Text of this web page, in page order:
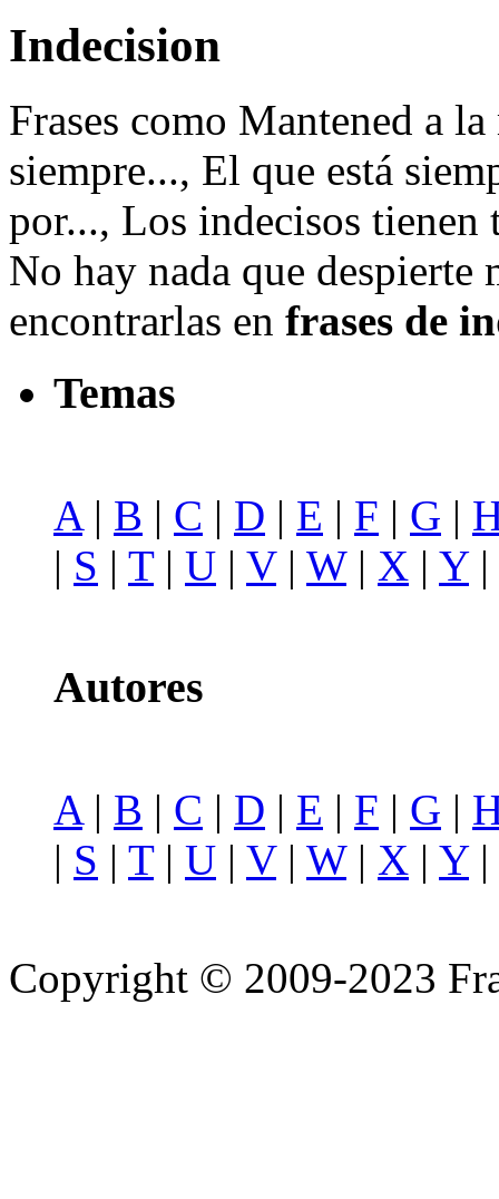
Indecision
Frases como Mantened a
siempre..., El que está
por..., Los indecisos tienen
No hay nada que despierte
encontrarlas en frases de
Temas
A | B | C | D | E | F | G |
| S | T| U | V| W| X | Y|
Autores
A| B | C | D | E | F | G |
| S | T| U | V| W| X | Y|
Copyright © 2009-2023